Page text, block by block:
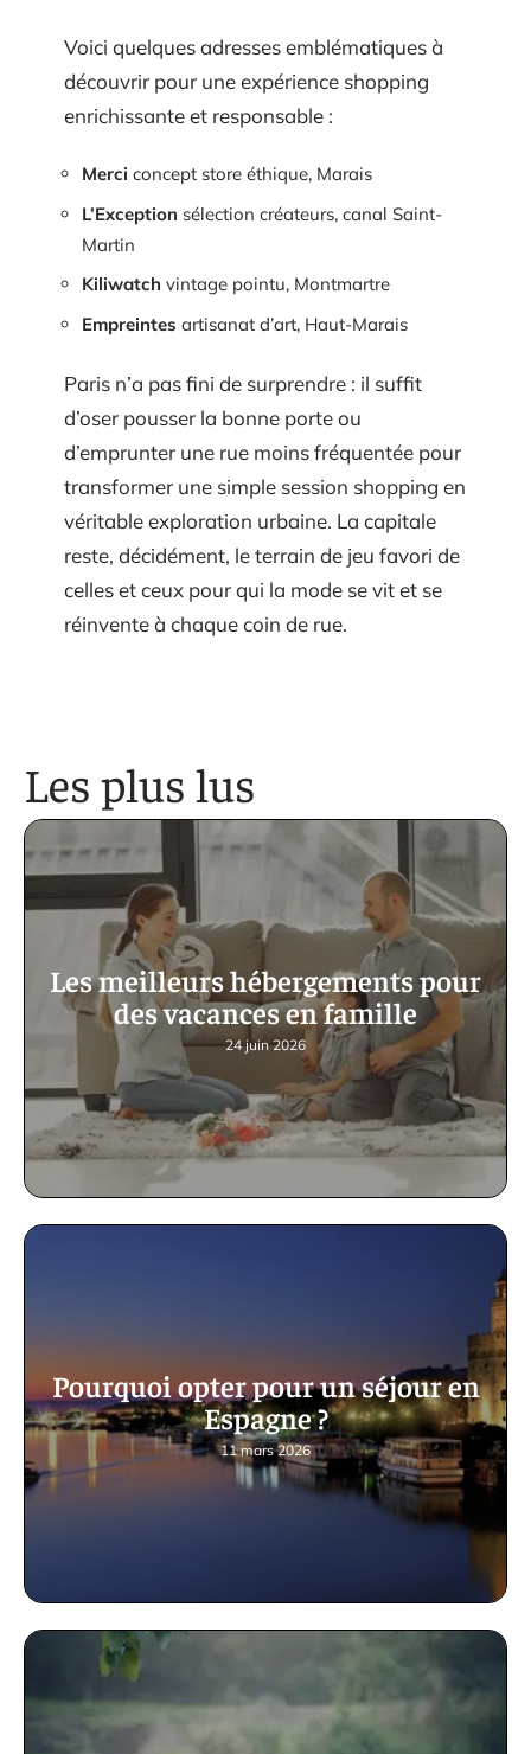
Voici quelques adresses emblématiques à
découvrir pour une expérience shopping
enrichissante et responsable :
Merci concept store éthique, Marais
L’Exception sélection créateurs, canal Saint-
Martin
Kiliwatch vintage pointu, Montmartre
Empreintes artisanat d’art, Haut-Marais
Paris n’a pas fini de surprendre : il suffit
d’oser pousser la bonne porte ou
d’emprunter une rue moins fréquentée pour
transformer une simple session shopping en
véritable exploration urbaine. La capitale
reste, décidément, le terrain de jeu favori de
celles et ceux pour qui la mode se vit et se
réinvente à chaque coin de rue.
Les plus lus
Les meilleurs hébergements pour
des vacances en famille
24 juin 2026
Pourquoi opter pour un séjour en
Espagne ?
11 mars 2026